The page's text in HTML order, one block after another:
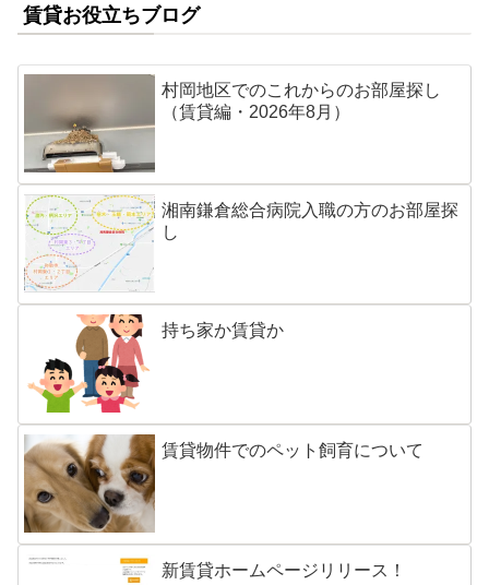
賃貸お役立ちブログ
村岡地区でのこれからのお部屋探し
（賃貸編・2026年8月）
湘南鎌倉総合病院入職の方のお部屋探
し
持ち家か賃貸か
賃貸物件でのペット飼育について
新賃貸ホームページリリース！